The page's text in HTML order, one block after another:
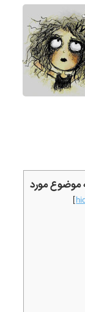
موضوع مورد
]